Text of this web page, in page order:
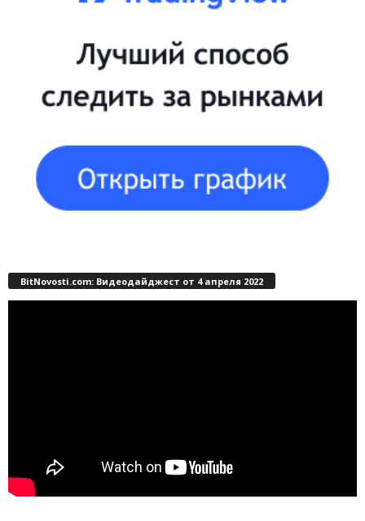
BitNovosti.com: Видеодайджест от 4 апреля 2022